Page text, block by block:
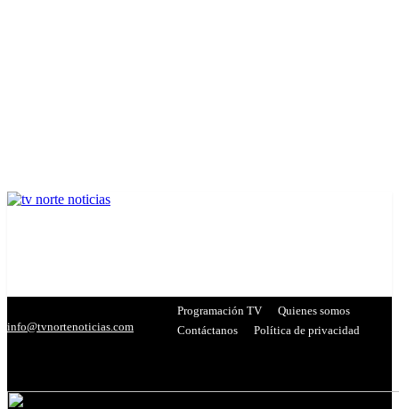
info@tvnortenoticias.com
Programación TV
Quienes somos
Contáctanos
Política de privacidad